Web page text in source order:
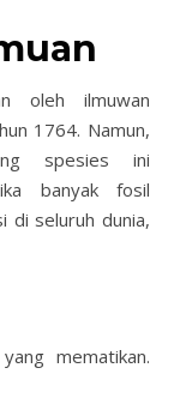
oleh ilmuwan
1764. Namun,
spesies ini
banyak fosil
di seluruh dunia,
mematikan.